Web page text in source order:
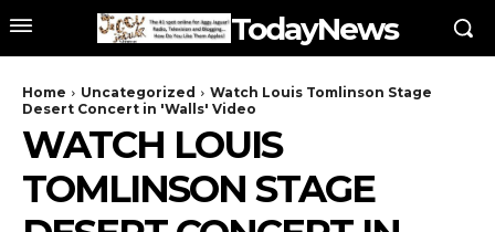
TodayNews
Home Uncategorized
Watch Louis Tomlinson Stage
Desert Concert in 'Walls' Video
WATCH LOUIS
TOMLINSON STAGE